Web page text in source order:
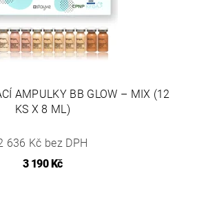
AMPULKY BB GLOW – MIX (12
KS X 8 ML)
636 Kč bez DPH
3 190 Kč